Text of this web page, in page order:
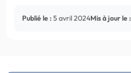
Publié le : 5 avril 2024Mis à jour le :